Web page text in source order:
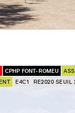
CPHP FONT-ROMEU
E4C1 RE2020 SEUIL